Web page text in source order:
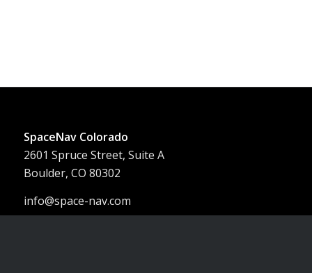
SpaceNav Colorado
2601 Spruce Street, Suite A
Boulder, CO 80302
info@space-nav.com